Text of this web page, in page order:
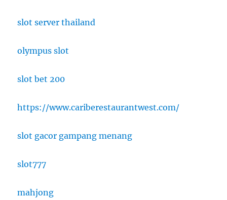
slot server thailand
olympus slot
slot bet 200
https://www.cariberestaurantwest.com/
slot gacor gampang menang
slot777
mahjong